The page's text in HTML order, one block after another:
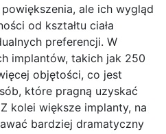
ale ich wygląd
od kształtu ciała
preferencji. W
implantów, takich jak 250
objętości, co jest
które pragną uzyskać
kolei większe implanty, na
bardziej dramatyczny